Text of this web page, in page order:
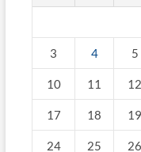
3 4 5
10 11 12
17 18 19
24 25 26